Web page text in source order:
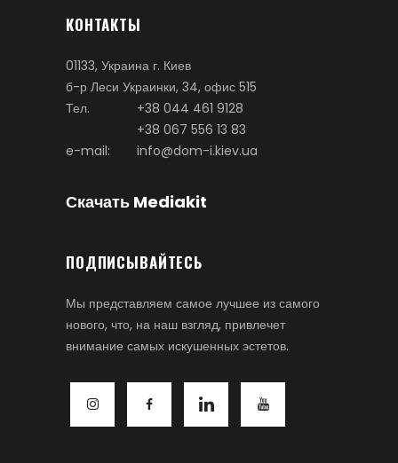
КОНТАКТЫ
01133, Украина г. Киев
б-р Леси Украинки, 34, офис 515
Тел.
+38 044 461 9128
+38 067 556 13 83
e-mail:
info@dom-i.kiev.ua
Скачать Mediakit
ПОДПИСЫВАЙТЕСЬ
Мы представляем самое лучшее из самого
нового, что, на наш взгляд, привлечет
внимание самых искушенных эстетов.